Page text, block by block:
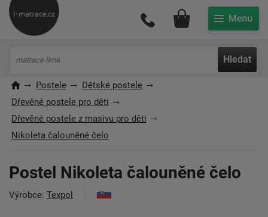
Hledat
Můj účet
Postele
Dětské postele
Dřevěné postele pro děti
Dřevěné postele z masivu pro děti
Nikoleta čalouněné čelo
Postel Nikoleta čalouněné čelo
Výrobce: Texpol